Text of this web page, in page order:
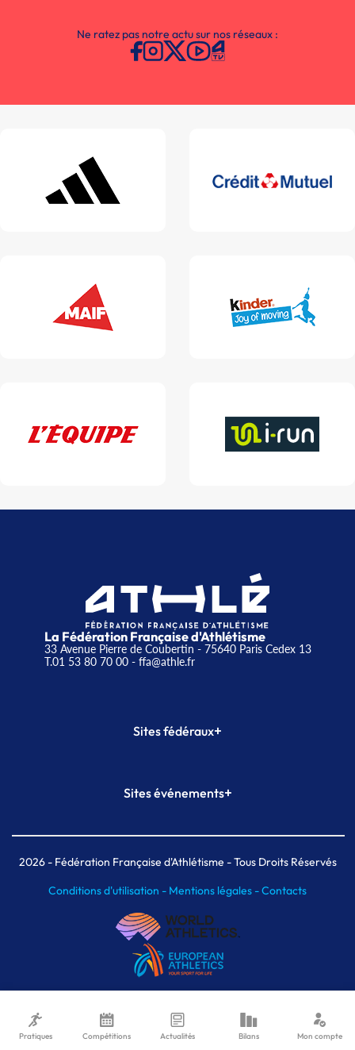
Ne ratez pas notre actu sur nos réseaux :
La Fédération Française d'Athlétisme
33 Avenue Pierre de Coubertin - 75640 Paris Cedex 13
T.01 53 80 70 00- ffa@athle.fr
Sites fédéraux+
Plateforme Formation
Sites événements+
Meeting de Paris indoor
MAIF Ekiden de Paris
2026- Fédération Française d'Athlétisme - Tous Droits Réservés
Conditions d'utilisation - Mentions légales -Contacts
Pratiques Compétitions Actualités Bilans Mon compte